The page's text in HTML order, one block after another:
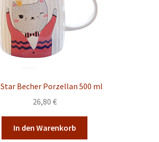
Becher Porzellan 500 ml
26,80 €
In den Warenkorb